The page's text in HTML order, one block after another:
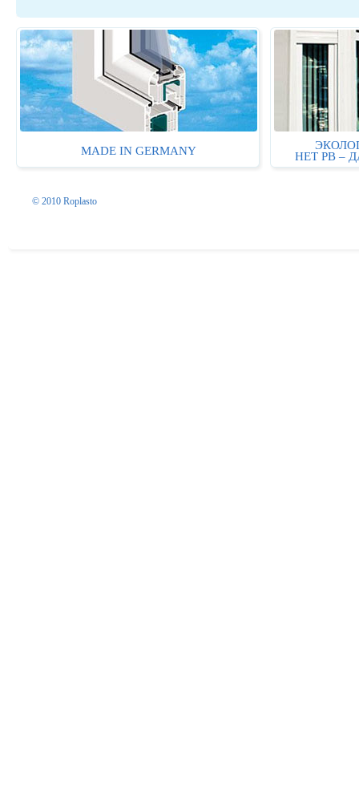
MADE IN GERMANY
НЕТ PB –
© 2010 Roplasto